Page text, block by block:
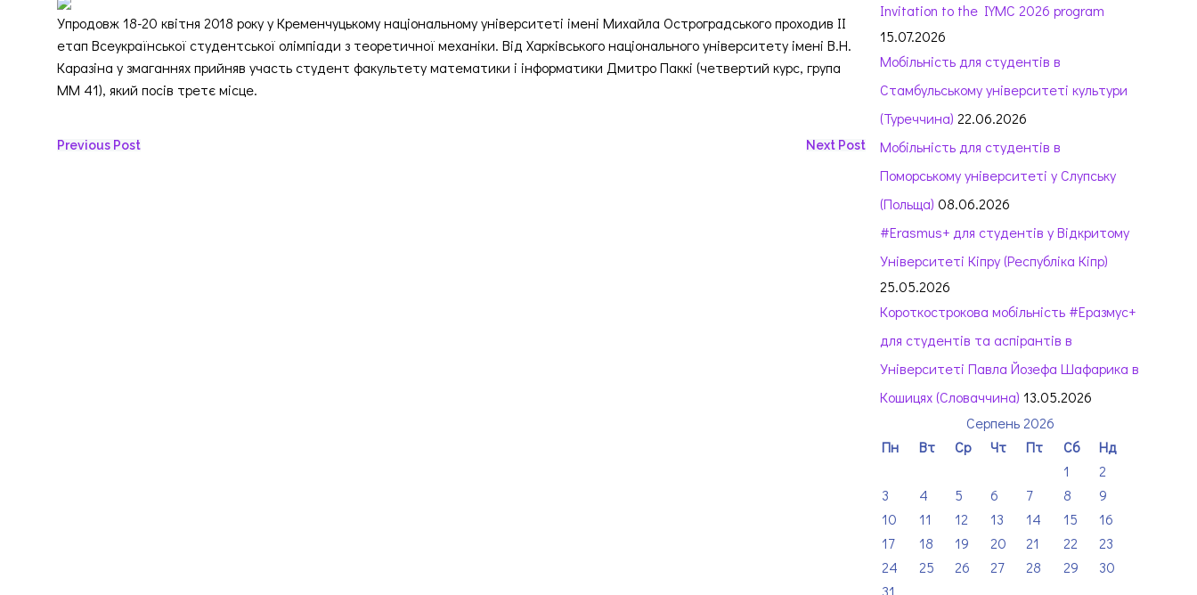
Упродовж 18-20 квітня 2018 року у Кременчуцькому національному університеті імені Михайла Остроградського проходив ІІ
етап Всеукраїнської студентської олімпіади з теоретичної механіки. Від Харківського національного університету імені В.Н.
Каразіна у змаганнях прийняв участь студент факультету математики і інформатики Дмитро Паккі (четвертий курс, група
ММ 41), який посів третє місце.
Навігація
Previous Post Next Post
Invitation to the IYMC 2026 program
15.07.2026
Мобільність для студентів в
Стамбульському університеті культури
(Туреччина) 22.06.2026
Мобільність для студентів в
Поморському університеті у Слупську
(Польща) 08.06.2026
#Erasmus+ для студентів у Відкритому
Університеті Кіпру (Республіка Кіпр)
25.05.2026
Короткострокова мобільність #Еразмус+
для студентів та аспірантів в
Університеті Павла Йозефа Шафарика в
Кошицях (Словаччина) 13.05.2026
Серпень 2026
Пн
Вт Ср Чт Пт Сб
Нд
1
2
3
4 5 6 7 8
9
10
11 12 13 14 15
16
17
18 19 20 21 22
23
24
25 26 27 28 29
30
31